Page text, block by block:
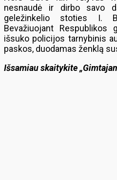
nesnaudė ir dirbo savo
geležinkelio stoties I.
Bevažiuojant
išsuko policijos tarnybinis
paskos, duodamas ženklą
Išsamiau skaitykite